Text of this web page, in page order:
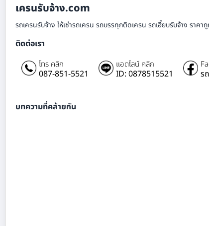
เครนรับจ้าง.com
รถเครนรับจ้าง ให้เช่ารถเครน รถบรรทุกติดเครน รถเฮี๊ยบรับจ้าง ราค
ติดต่อเรา
โทร คลิก
087-851-5521
แอดไลน์ คลิก
ID: 0878515521 ร
บทความที่คล้ายกัน